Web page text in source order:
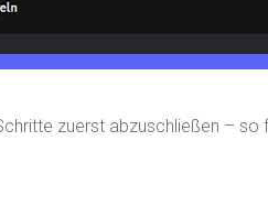
zuerst abzuschließen – so